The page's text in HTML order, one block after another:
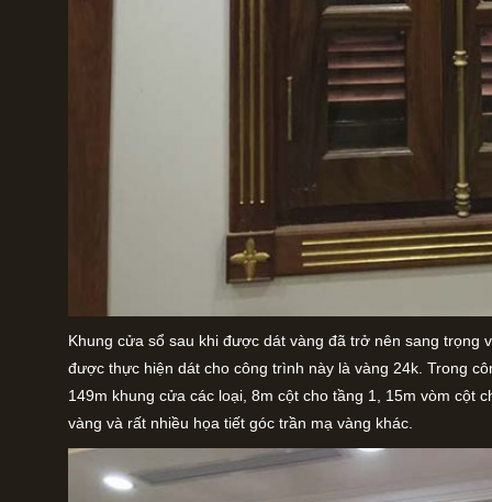
Khung cửa sổ sau khi được dát vàng đã trở nên sang trọng
được thực hiện dát cho công trình này là vàng 24k. Trong
149m khung cửa các loại, 8m cột cho tầng 1, 15m vòm cột
vàng và rất nhiều họa tiết góc trần mạ vàng khác.